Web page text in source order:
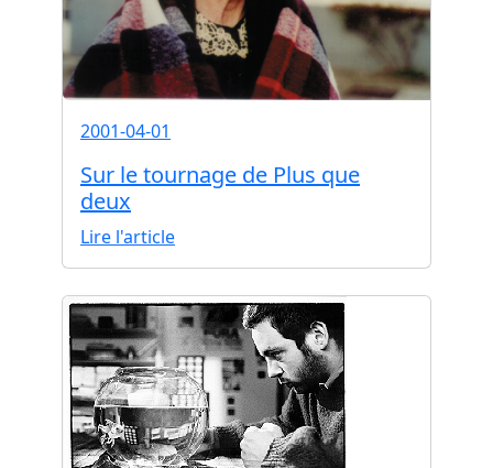
2001-04-01
Sur le tournage de Plus que
deux
Lire l'article